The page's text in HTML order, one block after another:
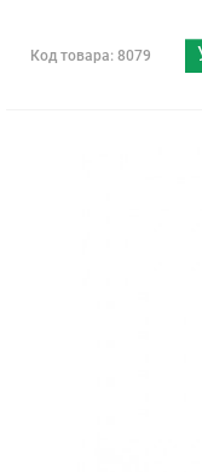
Код товара: 8079